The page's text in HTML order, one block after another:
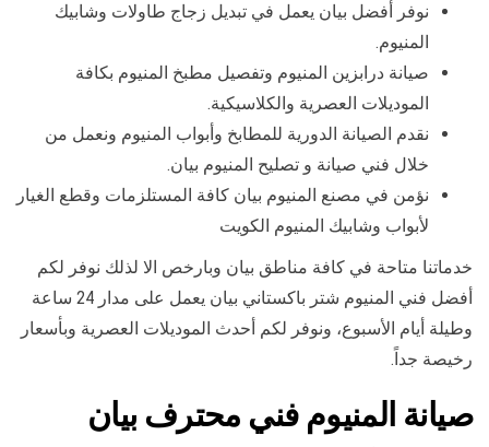
نوفر أفضل بيان يعمل في تبديل زجاج طاولات وشابيك
المنيوم.
صيانة درابزين المنيوم وتفصيل مطبخ المنيوم بكافة
الموديلات العصرية والكلاسيكية.
نقدم الصيانة الدورية للمطابخ وأبواب المنيوم ونعمل من
خلال فني صيانة و تصليح المنيوم بيان.
نؤمن في مصنع المنيوم بيان كافة المستلزمات وقطع الغيار
لأبواب وشابيك المنيوم الكويت
خدماتنا متاحة في كافة مناطق بيان وبارخص الا لذلك نوفر لكم
أفضل فني المنيوم شتر باكستاني بيان يعمل على مدار 24 ساعة
وطيلة أيام الأسبوع، ونوفر لكم أحدث الموديلات العصرية وبأسعار
رخيصة جداً.
صيانة المنيوم فني محترف بيان